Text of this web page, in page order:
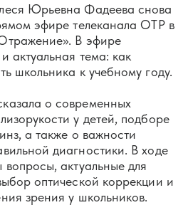
Юрьевна Фадеева снова
эфире телеканала ОТР в
В эфире
актуальная тема: как
школьника к учебному году.
о современных
у детей, подборе
а также о важности
диагностики. В ходе
актуальные для
оптической коррекции и
зрения у школьников.